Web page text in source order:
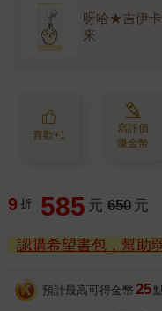
呀哈★吉伊
來
喜歡+1
寫評價
賺金幣
9 折 585 元 650 元
認購希望書包，幫助
預計最高可得金幣 25